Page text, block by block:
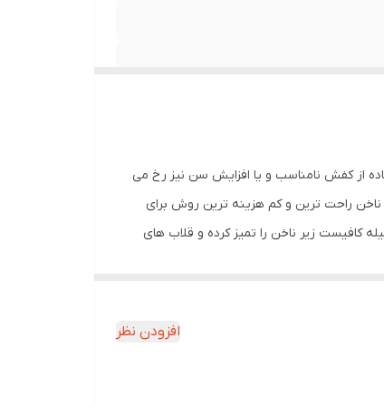
از کفش نامناسب و یا افزایش سن نیز رخ می
راحت ترین و کم هزینه ترین روش برای
کافیست زیر ناخن را تمیز کرده و قلاب های
افزودن نظر